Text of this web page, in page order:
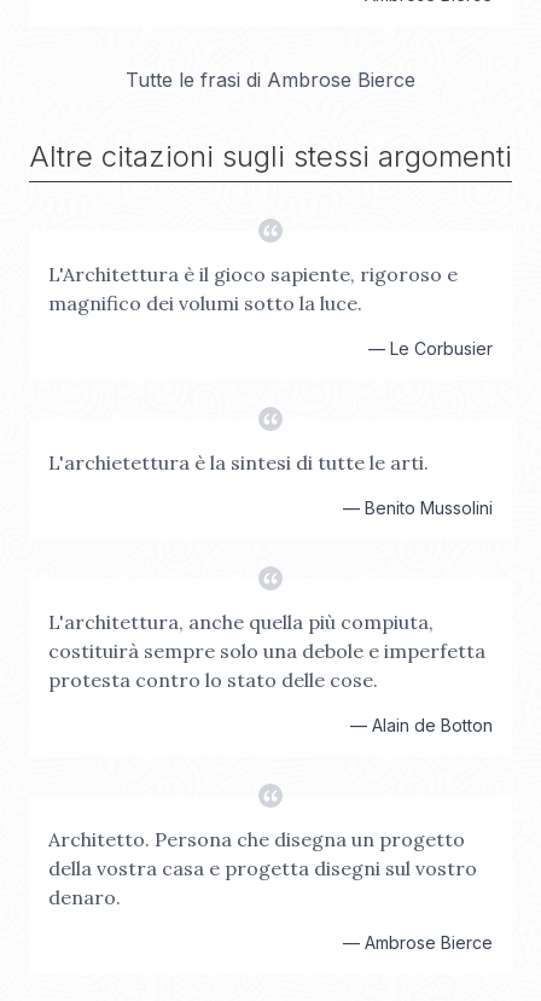
Tutte le frasi di Ambrose Bierce
Altre citazioni sugli stessi argomenti
L'Architettura è il gioco sapiente, rigoroso e
magnifico dei volumi sotto la luce.
— Le Corbusier
L'archietettura è la sintesi di tutte le arti.
— Benito Mussolini
L'architettura, anche quella più compiuta,
costituirà sempre solo una debole e imperfetta
protesta contro lo stato delle cose.
— Alain de Botton
Architetto. Persona che disegna un progetto
della vostra casa e progetta disegni sul vostro
denaro.
— Ambrose Bierce